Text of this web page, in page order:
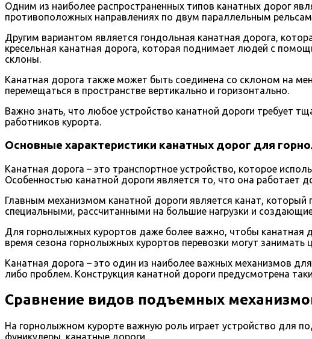
Одним из наиболее распространенных типов канатных дорог
противоположных направлениях по двум параллельным рельсам
Другим вариантом является гондольная канатная дорога,
кресельная канатная дорога, которая поднимает людей с
склоны.
Канатная дорога также может быть соединена со склоном на
перемещаться в пространстве вертикально и горизонтально.
Важно знать, что любое устройство канатной дороги требует
работников курорта.
Основные характеристики канатных дорог для
Канатная дорога – это транспортное устройство, которое
Особенностью канатной дороги является то, что она работает
Главным механизмом канатной дороги является канат,
специальными, рассчитанными на большие нагрузки и
Для горнолыжных курортов даже более важно, чтобы канатная
время сезона горнолыжных курортов перевозки могут занимать
Канатная дорога – это один из наиболее важных механизмов
либо проблем. Конструкция канатной дороги предусмотрена
Сравнение видов подъемных
На горнолыжном курорте важную роль играет устройство для
фуникулеры, канатные дороги.